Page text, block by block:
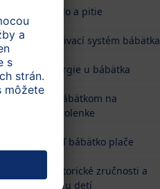
Jedlo a pitie
Zaživací systém bábätka
Alergie u bábätka
S bábätkom na
dovolenke
Keď bábätko plače
Motorické zručnosti a
reč u detí